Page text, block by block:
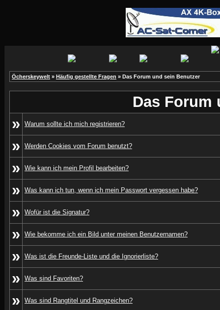
Öcherskeywelt » Häufig gestellte Fragen » Das Forum und sein Benutzer
Das Forum
»
Warum sollte ich mich registrieren?
» Werden Cookies vom Forum benutzt?
» Wie kann ich mein Profil bearbeiten?
» Was kann ich tun, wenn ich mein Passwort vergessen habe?
» Wofür ist die Signatur?
» Wie bekomme ich ein Bild unter meinen Benutzernamen?
» Was ist die Freunde-Liste und die Ignorierliste?
» Was sind Favoriten?
» Was sind Rangtitel und Rangzeichen?